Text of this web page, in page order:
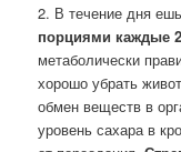
2. В течение дня
порциями каждые
метаболически
хорошо убрать
обмен веществ в
уровень сахара в